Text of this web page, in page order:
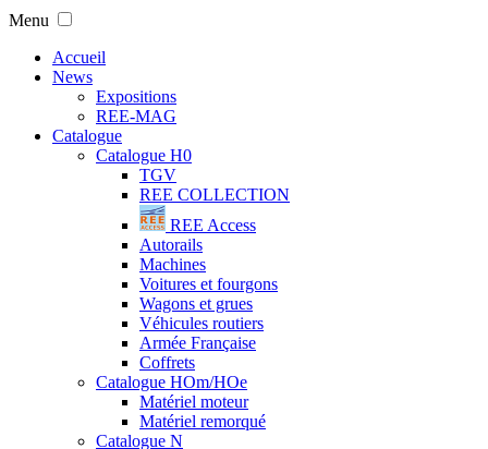
Menu
Accueil
News
Expositions
REE-MAG
Catalogue
Catalogue H0
TGV
REE COLLECTION
REE Access
Autorails
Machines
Voitures et fourgons
Wagons et grues
Véhicules routiers
Armée Française
Coffrets
Catalogue HOm/HOe
Matériel moteur
Matériel remorqué
Catalogue N